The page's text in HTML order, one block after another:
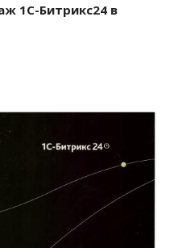
1С-Битрикс24 в